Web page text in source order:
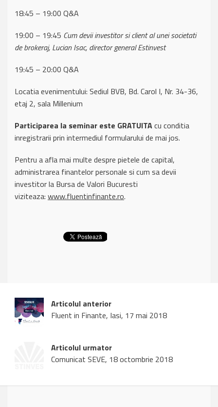
18:45 – 19:00 Q&A
19:00 – 19:45 Cum devii investitor si client al unei societati
de brokeraj, Lucian Isac, director general Estinvest
19:45 – 20:00 Q&A
Locatia evenimentului: Sediul BVB, Bd. Carol I, Nr. 34-36,
etaj 2, sala Millenium
Participarea la seminar este GRATUITAcu conditia
inregistrarii prin intermediul formularului de mai jos.
Pentru a afla mai multe despre pietele de capital,
administrarea finantelor personale si cum sa devii
investitor la Bursa de Valori Bucuresti
viziteaza: www.fluentinfinante.ro.
Articolul anterior
Fluent in Finante, Iasi, 17 mai 2018
Articolul urmator
Comunicat SEVE, 18 octombrie 2018